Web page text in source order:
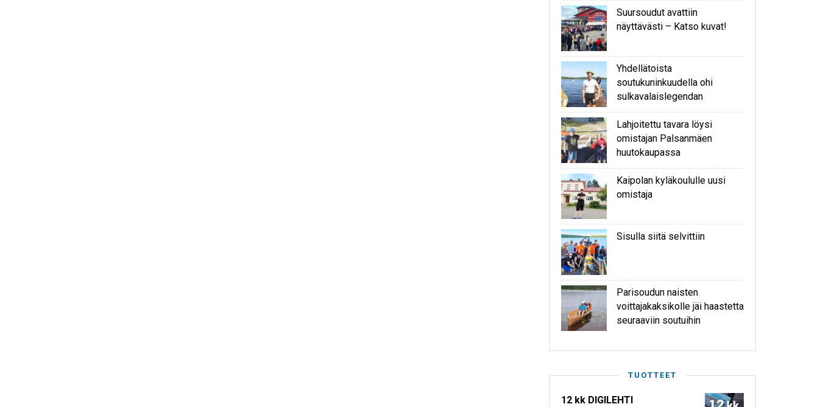
Suursoudut avattiin
näyttävästi – Katso kuvat!
Yhdellätoista
soutukuninkuudella ohi
sulkavalaislegendan
Lahjoitettu tavara löysi
omistajan Palsanmäen
huutokaupassa
Kaipolan kyläkoululle uusi
omistaja
Sisulla siitä selvittiin
Parisoudun naisten
voittajakaksikolle jäi haastetta
seuraaviin soutuihin
TUOTTEET
12 kk DIGILEHTI